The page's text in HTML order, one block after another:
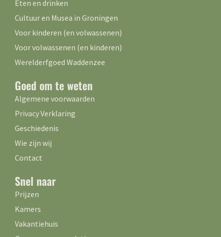
Eten en drinken
Cultuur en Musea in Groningen
Voor kinderen (en volwassenen)
Voor volwassenen (en kinderen)
Werelderfgoed Waddenzee
Goed om te weten
Algemene voorwaarden
Privacy Verklaring
Geschiedenis
Wie zijn wij
Contact
Snel naar
Prijzen
Kamers
Vakantiehuis